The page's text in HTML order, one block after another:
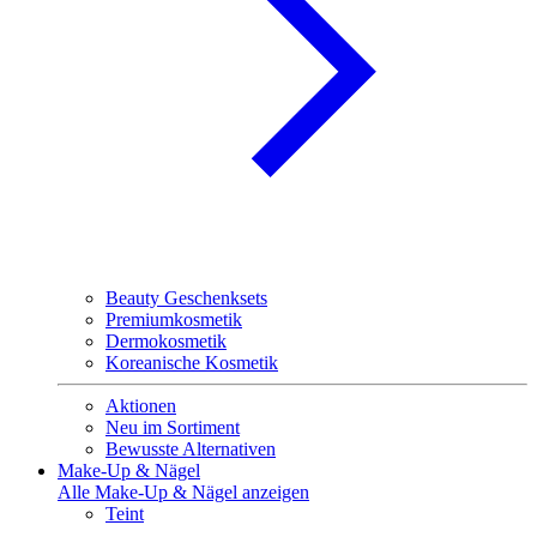
Beauty Geschenksets
Premiumkosmetik
Dermokosmetik
Koreanische Kosmetik
Aktionen
Neu im Sortiment
Bewusste Alternativen
Make-Up & Nägel
Alle Make-Up & Nägel anzeigen
Teint